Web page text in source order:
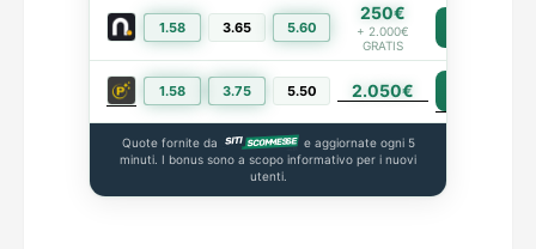
1.58 3.65 5.60
250€
+ 2.000€
GRATIS
1.58 3.75 5.50 2.050€
Quote fornite da
e aggiornate ogni 5
minuti. I bonus sono a scopo informativo per i nuovi
utenti.